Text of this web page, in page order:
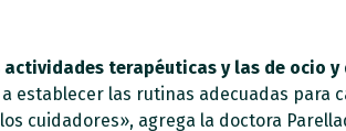
terapéuticas y las de ocio
establecer las rutinas adecuadas para
cuidadores», agrega la doctora